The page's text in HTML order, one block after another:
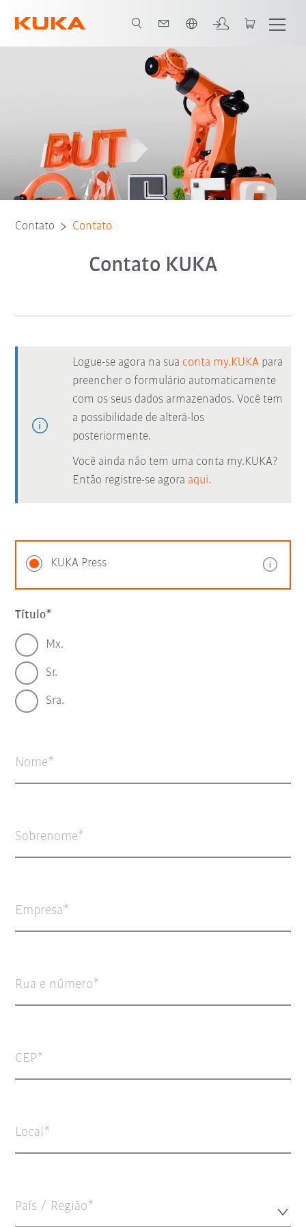
Contato Contato
Contato KUKA
Logue-se agora na sua conta my.KUKA para
preencher o formulário automaticamente
com os seus dados armazenados. Você tem
a possibilidade de alterá-los
posteriormente.
Você ainda não tem uma conta my.KUKA?
Então registre-se agora aqui.
KUKA Press
Título
Mx.
Sr.
Sra.
Nome
Sobrenome
Empresa
Rua e número
CEP
Local
País / Região*